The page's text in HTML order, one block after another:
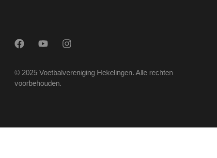
© 2025 Voetbalvereniging Hekelingen. Alle rechten
voorbehouden.